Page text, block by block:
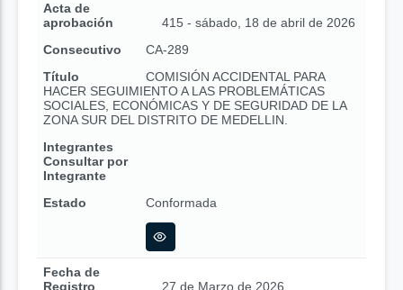
Acta de
aprobación
415 - sábado, 18 de abril de 2026
Consecutivo
CA-289
Título
COMISIÓN ACCIDENTAL PARA
HACER SEGUIMIENTO A LAS PROBLEMÁTICAS
SOCIALES, ECONÓMICAS Y DE SEGURIDAD DE LA
ZONA SUR DEL DISTRITO DE MEDELLIN.
Integrantes
Consultar por
Integrante
Estado
Conformada
Fecha de
Registro
27 de Marzo de 2026